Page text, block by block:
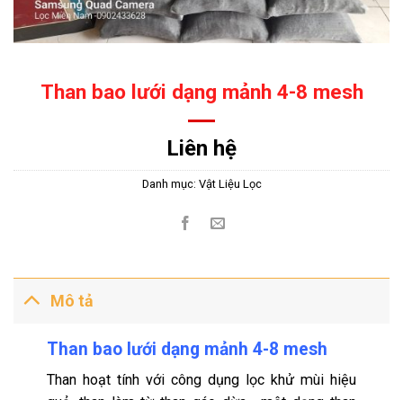
Than bao lưới dạng mảnh 4-8 mesh
Liên hệ
Danh mục: Vật Liệu Lọc
Mô tả
Than bao lưới dạng mảnh 4-8 mesh
Than hoạt tính với công dụng lọc khử mùi hiệu